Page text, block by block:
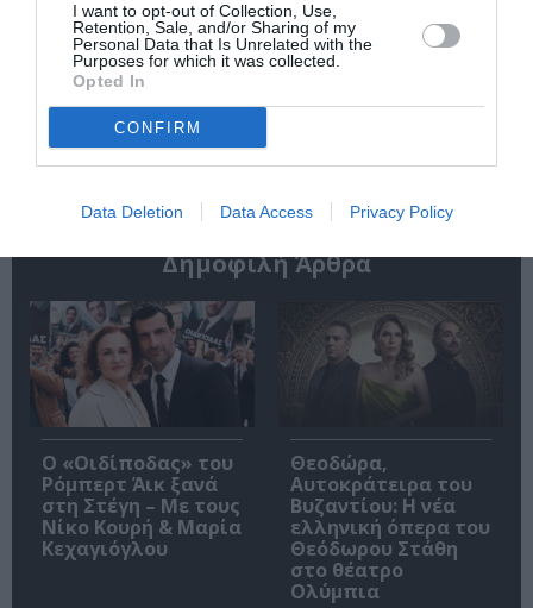
I want to opt-out of Collection, Use,
Retention, Sale, and/or Sharing of my
Personal Data that Is Unrelated with the
Purposes for which it was collected.
Opted In
CONFIRM
Data Deletion Data Access Privacy Policy
Οι ταινίες που θα
δούμε στις
κινηματογραφικές
αίθουσες από την
Πέμπτη 6
Αυγούστου
Αύγουστος 2026 στο
Cinobo: Δυνατές
σειρές και
βρίσκεις πουθενά
Δημοφιλή Άρθρα
O «Οιδίποδας» του
Ρόμπερτ Άικ ξανά
στη Στέγη – Με τους
Νίκο Κουρή & Μαρία
Κεχαγιόγλου
Θεοδώρα,
Αυτοκράτειρα του
Βυζαντίου: Η νέα
ελληνική όπερα του
Θεόδωρου Στάθη
στο θέατρο
Ολύμπια